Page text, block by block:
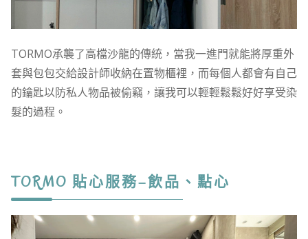
TORMO承襲了高檔沙龍的傳統，當我一進門就能將厚重外
套與包包交給設計師收納在置物櫃裡，而每個人都會有自己
的鑰匙以防私人物品被偷竊，讓我可以輕輕鬆鬆好好享受染
髮的過程。
TORMO 貼心服務–飲品、點心